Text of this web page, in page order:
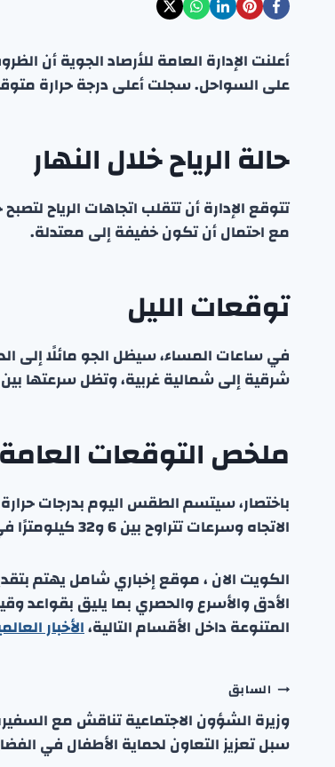
أعلنت الإدارة العامة للأرصاد الجوية أن
على السواحل. سجلت أعلى درجة حرارة متوقعة للنهار
حالة الرياح خلال النهار
مع احتمال أن تكون خفيفة إلى معتدلة.
توقعات الليل
في ساعات المساء، سيظل الجو مائلًا إلى
شرقية إلى شمالية غربية، وتظل سرعتها بين 6 و28 كيلومترًا في الساعة، مع بقاء حالتها خفيفة إلى
ملخص التوقعات العامة
الاتجاه وسرعات تتراوح بين 6 و32 كيلومترًا في الساعة، سواءً في النهار أو الليل.
الكويت الان ، موقع إخباري شامل يهتم
الأدق والأسرع والحصري بما يليق بقواعد
المتنوعة داخل الأقسام التالية،الأخبار
تصفّح
المقالات
السابق
وزيرة الشؤون الاجتماعية تناقش مع
سبل تعزيز التعاون لحماية الأطفال في